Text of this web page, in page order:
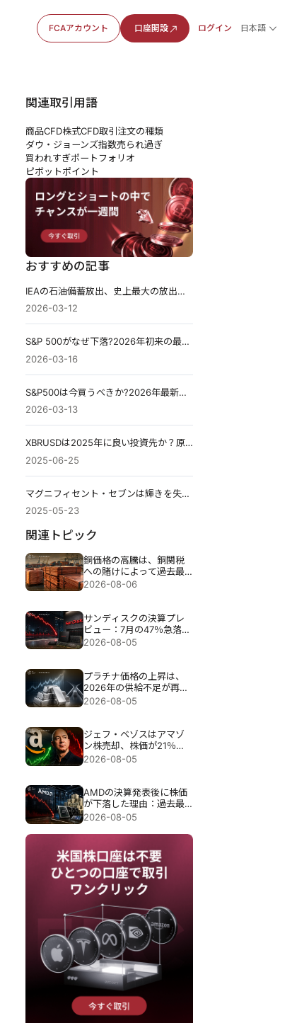
FCAアカウント 口座開設 ログイン 日本語
関連取引用語
商品CFD株式CFD取引注文の種類
ダウ・ジョーンズ指数売られ過ぎ
買われすぎポートフォリオ
ピボットポイント
おすすめの記事
IEAの石油備蓄放出、史上最大の放出に合意──価格は上昇、疑念は残る
2026-03-12
S&P 500がなぜ下落?2026年初来の最新原因を5つのポイントで解説
2026-03-16
S&P500は今買うべきか?2026年最新データから見る投資タイミング
2026-03-13
XBRUSDは2025年に良い投資先か？原油市場の見通し
2025-06-25
マグニフィセント・セブンは輝きを失いつつある
2025-05-23
関連トピック
銅価格の高騰は、銅関税
への賭けによって過去最
高の6,703ドルまで押し上
2026-08-06
サンディスクの決算プレ
ビュー：7月の47％急落
後、売上高4倍増は十分な
2026-08-05
プラチナ価格の上昇は、
2026年の供給不足が再び
注目を集める中、8％急騰
2026-08-05
ジェフ・ベゾスはアマゾ
ン株売却、株価が21％急
騰した後に最大41億ドル
のか？
2026-08-05
AMDの決算発表後に株価
が下落した理由：過去最
高の115億ドルの売上高に
く下落したのか？
2026-08-05